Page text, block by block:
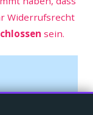
Widerrufsrecht
sein.